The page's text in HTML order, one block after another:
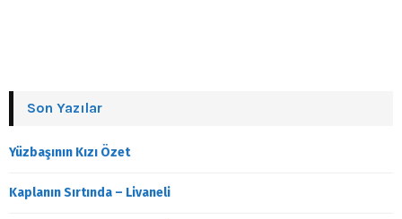
Son Yazılar
Yüzbaşının Kızı Özet
Kaplanın Sırtında – Livaneli